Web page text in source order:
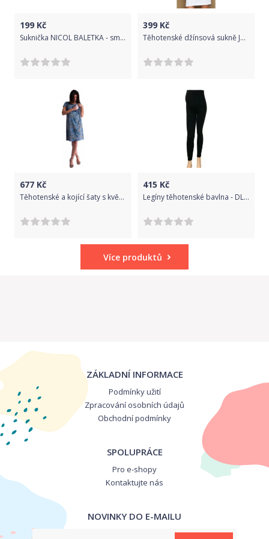
199 Kč
Suknička NICOL BALETKA - smetanová
399 Kč
Těhotenské džínsová sukně JOANA - bílá, Velikosti těh. moda L (40)
677 Kč
Těhotenské a kojící šaty s květinovým potiskem - tm. modré - L (40) / L
415 Kč
Legíny těhotenské bavlna - DLOUHÉ černé velikost XL/XXL
Více produktů
ZÁKLADNÍ INFORMACE
Podmínky užití
Zpracování osobních údajů
Obchodní podmínky
SPOLUPRÁCE
Pro e-shopy
Kontaktujte nás
NOVINKY DO E-MAILU